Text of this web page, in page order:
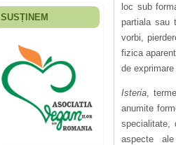
Fiica mea s-a nascut
ani, privind in urma
realizez cat de multe
greseli am facut in
educatia si cresterea
ei, am fost o mama
egoista, preocupata
de implinirea
profesionala, cand ea
era mica am neglijat-
SUSȚINEM
loc sub
partiala sau
vorbi,
fizica
de
Isteria ,
anumite
specialitate,
aspecte